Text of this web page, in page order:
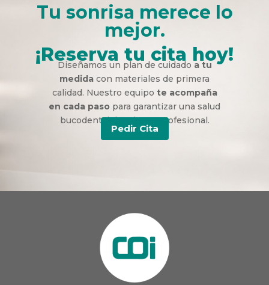
Tu sonrisa merece lo
mejor.
¡Reserva tu cita hoy!
Diseñamos un plan de cuidado a tu
medida con materiales de primera
calidad. Nuestro equipo te acompaña
en cada paso para garantizar una salud
bucodental duradera y profesional.
Pedir Cita